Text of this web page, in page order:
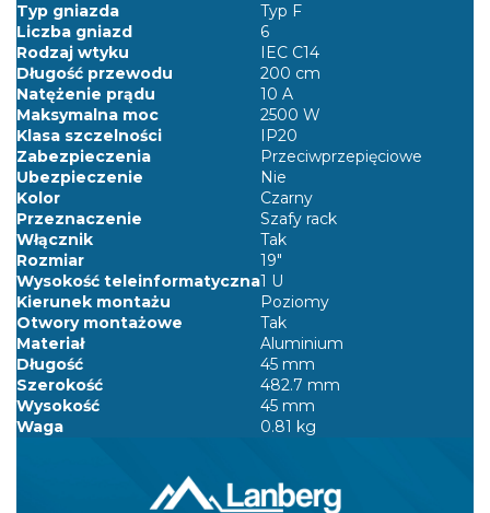
Typ gniazda
Typ F
Liczba gniazd
6
Rodzaj wtyku
IEC C14
Długość przewodu
200 cm
Natężenie prądu
10 A
Maksymalna moc
2500 W
Klasa szczelności
IP20
Zabezpieczenia
Przeciwprzepięciowe
Ubezpieczenie
Nie
Kolor
Czarny
Przeznaczenie
Szafy rack
Włącznik
Tak
Rozmiar
19"
Wysokość teleinformatyczna1 U
Kierunek montażu
Poziomy
Otwory montażowe
Tak
Materiał
Aluminium
Długość
45 mm
Szerokość
482.7 mm
Wysokość
45 mm
Waga
0.81 kg